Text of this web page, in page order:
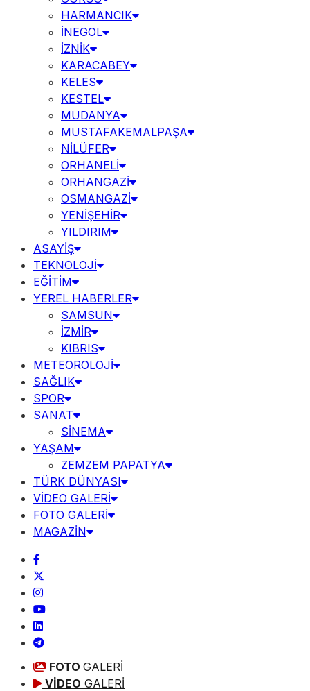
HARMANCIK
İNEGÖL
İZNİK
KARACABEY
KELES
KESTEL
MUDANYA
MUSTAFAKEMALPAŞA
NİLÜFER
ORHANELİ
ORHANGAZİ
OSMANGAZİ
YENİŞEHİR
YILDIRIM
ASAYİŞ
TEKNOLOJİ
EĞİTİM
YEREL HABERLER
SAMSUN
İZMİR
KIBRIS
METEOROLOJİ
SAĞLIK
SPOR
SANAT
SİNEMA
YAŞAM
ZEMZEM PAPATYA
TÜRK DÜNYASI
VİDEO GALERİ
FOTO GALERİ
MAGAZİN
FOTO GALERİ
VİDEO GALERİ